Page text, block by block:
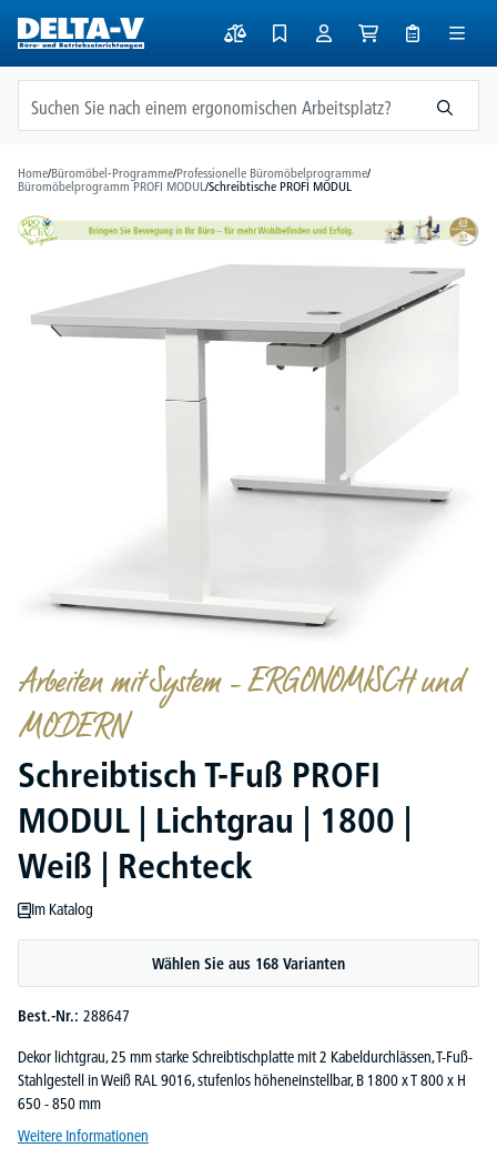
springen
Home/Büromöbel-Programme/Professionelle Büromöbelprogramme/
Büromöbelprogramm PROFI MODUL/Schreibtische PROFI MODUL
Arbeiten mit System – ERGONOMISCH und
MODERN
Schreibtisch T-Fuß PROFI
MODUL | Lichtgrau | 1800 |
Weiß | Rechteck
Im Katalog
Wählen Sie aus 168 Varianten
Best.-Nr.: 288647
Dekor lichtgrau, 25 mm starke Schreibtischplatte mit 2 Kabeldurchlässen, T-Fuß-
Stahlgestell in Weiß RAL 9016, stufenlos höheneinstellbar, B 1800 x T 800 x H
650 - 850 mm
Weitere Informationen